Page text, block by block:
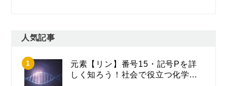
人気記事
元素【リン】番号15・記号Pを詳
しく知ろう！社会で役立つ化学...